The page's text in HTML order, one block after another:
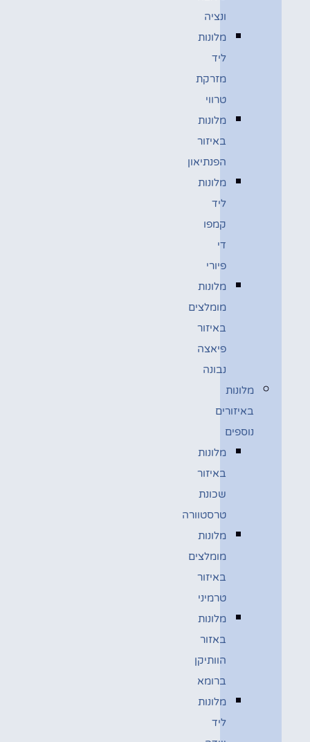
ונציה
מלונות
ליד
מזרקת
טרווי
מלונות
באיזור
הפנתיאון
מלונות
ליד
קמפו
די
פיורי
מלונות
מומלצים
באיזור
פיאצה
נבונה
מלונות
באיזורים
נוספים
מלונות
באיזור
שכונת
טרסטוורה
מלונות
מומלצים
באיזור
טרמיני
מלונות
באזור
הוותיקן
ברומא
מלונות
ליד